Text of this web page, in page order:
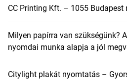
CC Printing Kft. – 1055
Milyen papírra van szükségünk?
nyomdai munka alapja a jól
Citylight plakát nyomtatás –